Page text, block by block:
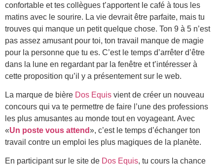
confortable et tes collègues t’apportent le café à tous les
matins avec le sourire. La vie devrait être parfaite, mais tu
trouves qui manque un petit quelque chose. Ton 9 à 5 n’est
pas assez amusant pour toi, ton travail manque de magie
pour la personne que tu es. C’est le temps d’arrêter d’être
dans la lune en regardant par la fenêtre et t’intéresser à
cette proposition qu’il y a présentement sur le web.
La marque de bière Dos Equis vient de créer un nouveau
concours qui va te permettre de faire l’une des professions
les plus amusantes au monde tout en voyageant. Avec
«Un poste vous attend», c’est le temps d’échanger ton
travail contre un emploi les plus magiques de la planète.
En participant sur le site de Dos Equis, tu cours la chance